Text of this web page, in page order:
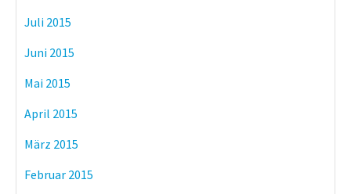
Juli 2015
Juni 2015
Mai 2015
April 2015
März 2015
Februar 2015